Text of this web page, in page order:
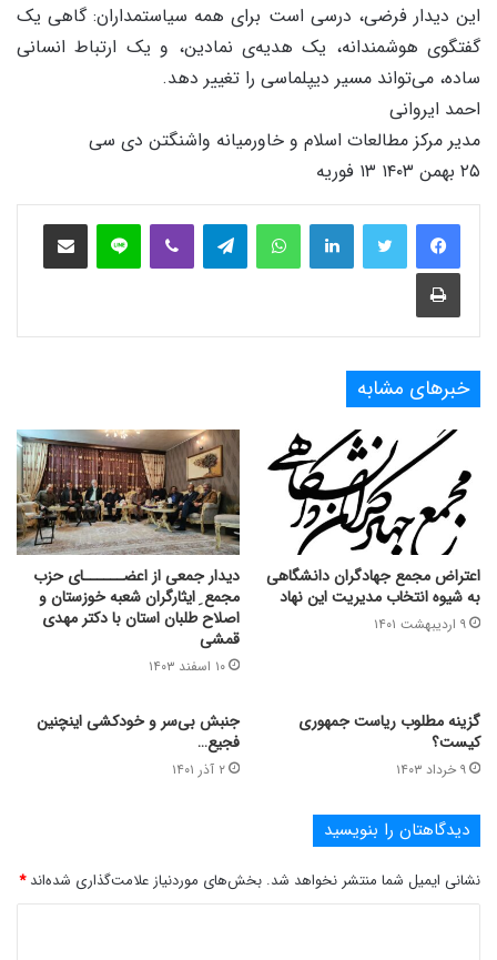
این دیدار فرضی، درسی است برای همه سیاستمداران: گاهی یک
گفتگوی هوشمندانه، یک هدیه‌ی نمادین، و یک ارتباط انسانی
ساده، می‌تواند مسیر دیپلماسی را تغییر دهد.
احمد ایروانی
مدیر مرکز مطالعات اسلام و خاورمیانه واشنگتن دی سی
۲۵ بهمن ۱۴۰۳ ۱۳ فوریه
فیس بوک لینکدین واتس آپ لاین
چاپ
خبرهای مشابه
اعتراض مجمع جهادگران دانشگاهی
به شیوه انتخاب مدیریت این نهاد
۹ اردیبهشت ۱۴۰۱
دیدار جمعی از اعضــــــای حزب
مجمع ِ ایثارگران شعبه خوزستان و
اصلاح طلبان ‌استان با دکتر مهدی
قمشی
۱۰ اسفند ۱۴۰۳
گزینه مطلوب ریاست جمهوری
کیست؟
۹ خرداد ۱۴۰۳
جنبش بی‌سر و خودکشی اینچنین
فجیع…
۲ آذر ۱۴۰۱
دیدگاهتان را بنویسید
نشانی ایمیل شما منتشر نخواهد شد. بخش‌های موردنیاز علامت‌گذاری شده‌اند*